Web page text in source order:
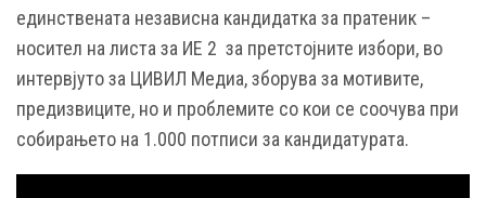
единствената независна кандидатка за пратеник –
носител на листа за ИЕ 2 за претстојните избори, во
интервјуто за ЦИВИЛ Медиа, зборува за мотивите,
предизвиците, но и проблемите со кои се соочува при
собирањето на 1.000 потписи за кандидатурата.